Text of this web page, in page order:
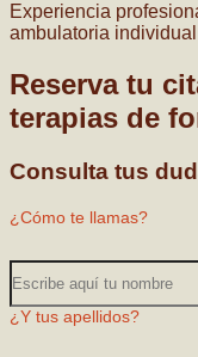
Experiencia
ambulatoria
Reserva tu
terapias de
Consulta tus
¿Cómo te llamas?
¿Y tus apellidos?